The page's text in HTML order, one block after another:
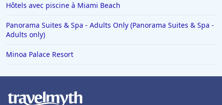
Hôtels avec piscine à Miami Beach
Panorama Suites & Spa - Adults Only (Panorama Suites & Spa -
Adults only)
Minoa Palace Resort